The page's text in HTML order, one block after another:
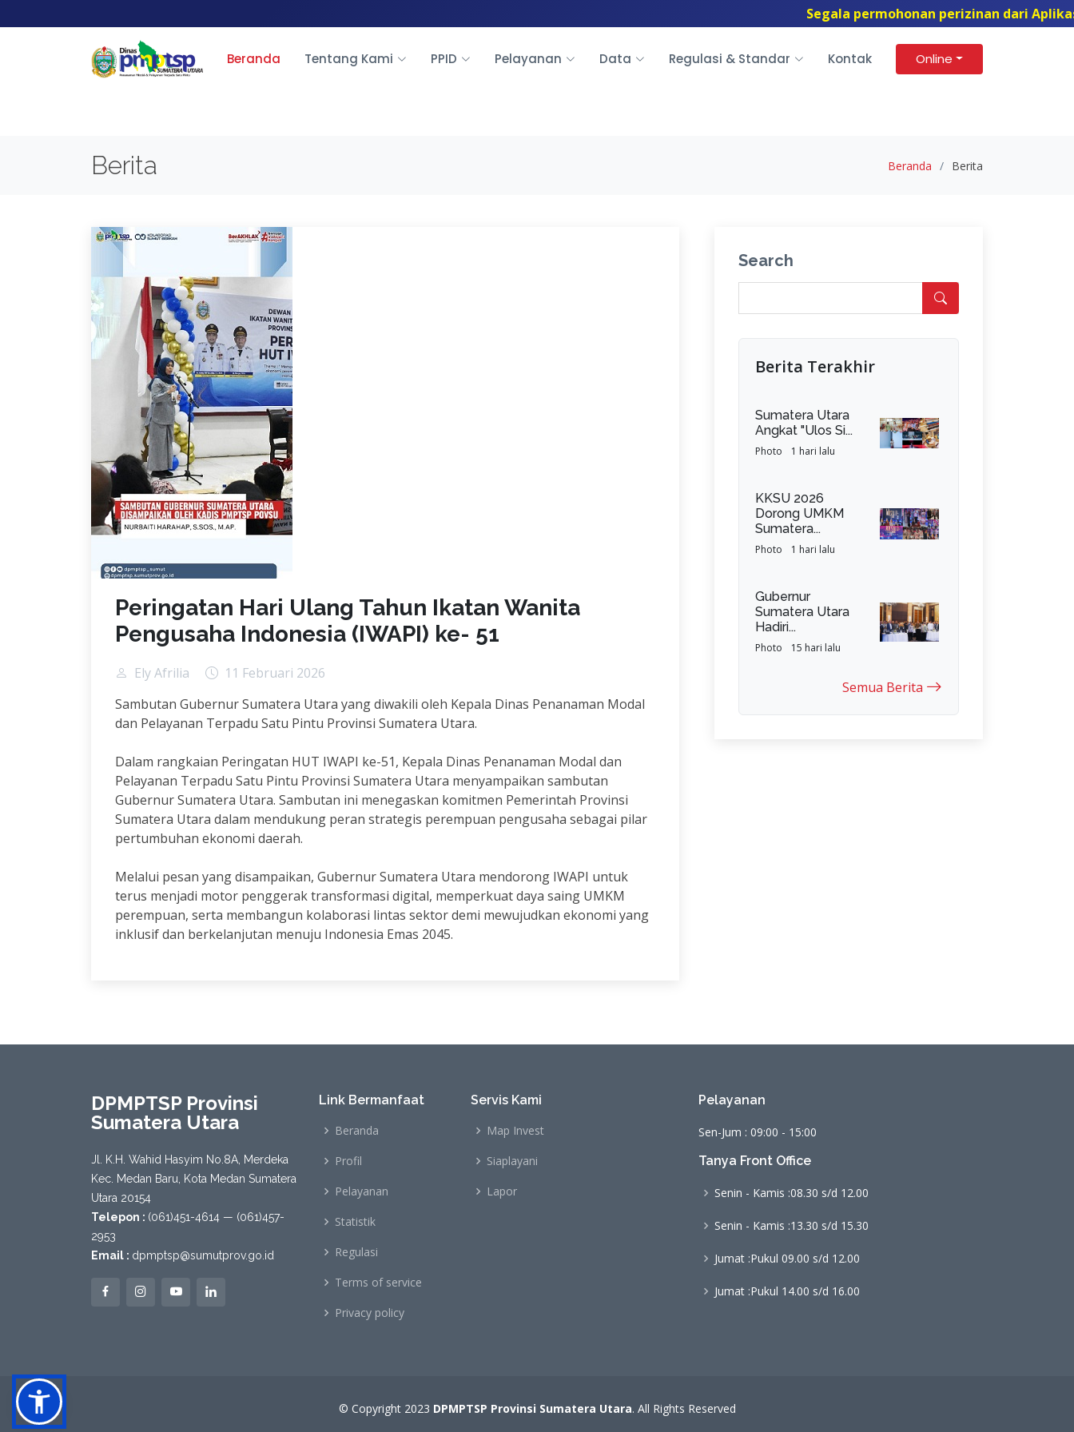
Segala permohonan perizinan dari Aplikasi
Beranda Tentang Kami PPID Pelayanan Data Regulasi & Standar Kontak Online
Berita Beranda Berita
Peringatan Hari Ulang Tahun Ikatan Wanita
Pengusaha Indonesia (IWAPI) ke- 51
Ely Afrilia
11 Februari 2026
Sambutan Gubernur Sumatera Utara yang diwakili oleh Kepala Dinas Penanaman Modal
dan Pelayanan Terpadu Satu Pintu Provinsi Sumatera Utara.
Dalam rangkaian Peringatan HUT IWAPI ke-51, Kepala Dinas Penanaman Modal dan
Pelayanan Terpadu Satu Pintu Provinsi Sumatera Utara menyampaikan sambutan
Gubernur Sumatera Utara. Sambutan ini menegaskan komitmen Pemerintah Provinsi
Sumatera Utara dalam mendukung peran strategis perempuan pengusaha sebagai pilar
pertumbuhan ekonomi daerah.
Melalui pesan yang disampaikan, Gubernur Sumatera Utara mendorong IWAPI untuk
terus menjadi motor penggerak transformasi digital, memperkuat daya saing UMKM
perempuan, serta membangun kolaborasi lintas sektor demi mewujudkan ekonomi yang
inklusif dan berkelanjutan menuju Indonesia Emas 2045.
Search
Berita Terakhir
Sumatera Utara
Angkat "Ulos Si...
Photo 1 hari lalu
KKSU 2026
Dorong UMKM
Sumatera...
Photo 1 hari lalu
Gubernur
Sumatera Utara
Hadiri...
Photo 15 hari lalu
Semua Berita
DPMPTSP Provinsi
Sumatera Utara
Jl. K.H. Wahid Hasyim No.8A, Merdeka
Kec. Medan Baru, Kota Medan Sumatera
Utara 20154
Telepon : (061)451-4614 — (061)457-
2953
Email : dpmptsp@sumutprov.go.id
Link Bermanfaat
Beranda
Profil
Pelayanan
Statistik
Regulasi
Terms of service
Privacy policy
Servis Kami
Map Invest
Siaplayani
Lapor
Pelayanan
Sen-Jum : 09:00 - 15:00
Tanya Front Office
Senin - Kamis :08.30 s/d 12.00
Senin - Kamis :13.30 s/d 15.30
Jumat :Pukul 09.00 s/d 12.00
Jumat :Pukul 14.00 s/d 16.00
© Copyright 2023 DPMPTSP Provinsi Sumatera Utara. All Rights Reserved